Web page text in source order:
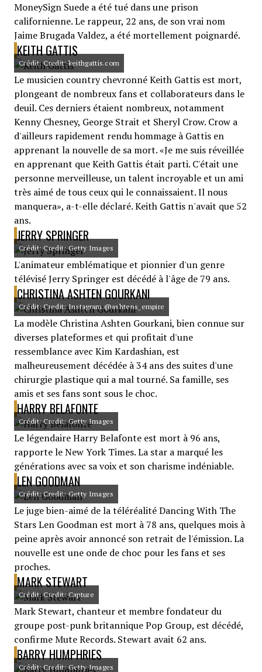
MoneySign Suede a été tué dans une prison
californienne. Le rappeur, 22 ans, de son vrai nom
Jaime Brugada Valdez, a été mortellement poignardé.
KEITH GATTIS
Crédit: Credit: keithgattis.com
Le musicien country chevronné Keith Gattis est mort,
plongeant de nombreux fans et collaborateurs dans le
deuil. Ces derniers étaient nombreux, notamment
Kenny Chesney, George Strait et Sheryl Crow. Crow a
d'ailleurs rapidement rendu hommage à Gattis en
apprenant la nouvelle de sa mort. «Je me suis réveillée
en apprenant que Keith Gattis était parti. C'était une
personne merveilleuse, un talent incroyable et un ami
très aimé de tous ceux qui le connaissaient. Il nous
manquera», a-t-elle déclaré. Keith Gattis n'avait que 52
ans.
JERRY SPRINGER
Crédit: Credit: Getty Images
L'animateur emblématique et pionnier d'un genre
télévisé Jerry Springer est décédé à l'âge de 79 ans.
CHRISTINA ASHTEN GOURKANI
Crédit: Credit: Instagram @ashtens_empire
La modèle Christina Ashten Gourkani, bien connue sur
diverses plateformes et qui profitait d'une
ressemblance avec Kim Kardashian, est
malheureusement décédée à 34 ans des suites d'une
chirurgie plastique qui a mal tourné. Sa famille, ses
amis et ses fans sont sous le choc.
HARRY BELAFONTE
Crédit: Credit: Getty Images
Le légendaire Harry Belafonte est mort à 96 ans,
rapporte le New York Times. La star a marqué les
générations avec sa voix et son charisme indéniable.
LEN GOODMAN
Crédit: Credit: Getty Images
Le juge bien-aimé de la téléréalité Dancing With The
Stars Len Goodman est mort à 78 ans, quelques mois à
peine après avoir annoncé son retrait de l'émission. La
nouvelle est une onde de choc pour les fans et ses
proches.
MARK STEWART
Crédit: Credit: Capture
Mark Stewart, chanteur et membre fondateur du
groupe post-punk britannique Pop Group, est décédé,
confirme Mute Records. Stewart avait 62 ans.
BARRY HUMPHRIES
Crédit: Credit: Getty Images